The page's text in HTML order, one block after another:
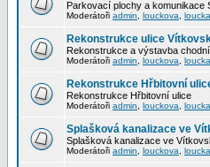
Parkovací plochy a komunikace
Moderátoři admin louckova loucka
Rekonstrukce ulice
Rekonstrukce a výstavba
Moderátoři admin louckova loucka
Rekonstrukce Hřbitovní
Rekonstrukce Hřbitovní ulice
Moderátoři admin louckova loucka
Splašková kanalizace ve
Splašková kanalizace ve
Moderátoři admin louckova loucka